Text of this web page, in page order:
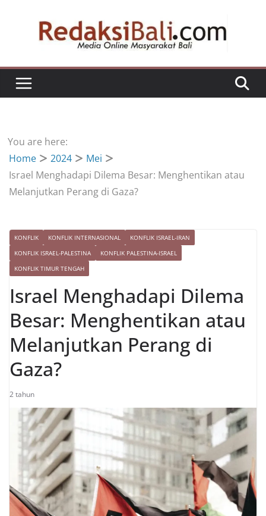
You are here:
Home
2024
Mei
Israel Menghadapi Dilema Besar: Menghentikan atau
Melanjutkan Perang di Gaza?
KONFLIK KONFLIK INTERNASIONAL
KONFLIK ISRAEL-IRAN
KONFLIK ISRAEL-PALESTINA
KONFLIK PALESTINA-ISRAEL
KONFLIK TIMUR TENGAH
Israel Menghadapi Dilema
Besar: Menghentikan atau
Melanjutkan Perang di
Gaza?
2 tahun